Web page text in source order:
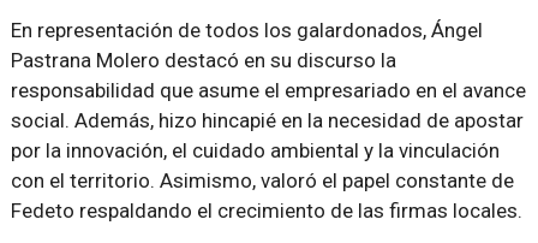
En representación de todos los galardonados, Ángel
Pastrana Molero destacó en su discurso la
responsabilidad que asume el empresariado en el avance
social. Además, hizo hincapié en la necesidad de apostar
por la innovación, el cuidado ambiental y la vinculación
con el territorio. Asimismo, valoró el papel constante de
Fedeto respaldando el crecimiento de las firmas locales.